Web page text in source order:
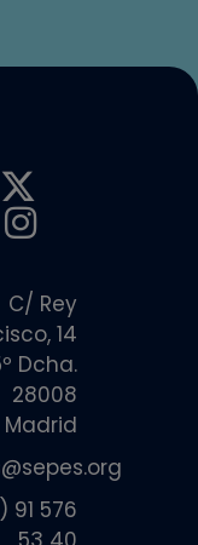
C/ Rey
14
Dcha.
28008
Madrid
91 576